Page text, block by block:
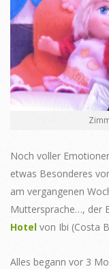
Noch voller
etwas Besonderes
am vergangenen
Muttersprache…, der
Hotel von Ibi (Costa
Alles begann vor 3